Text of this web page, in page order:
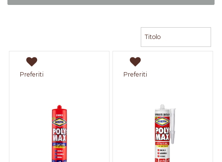
Preferiti Preferiti